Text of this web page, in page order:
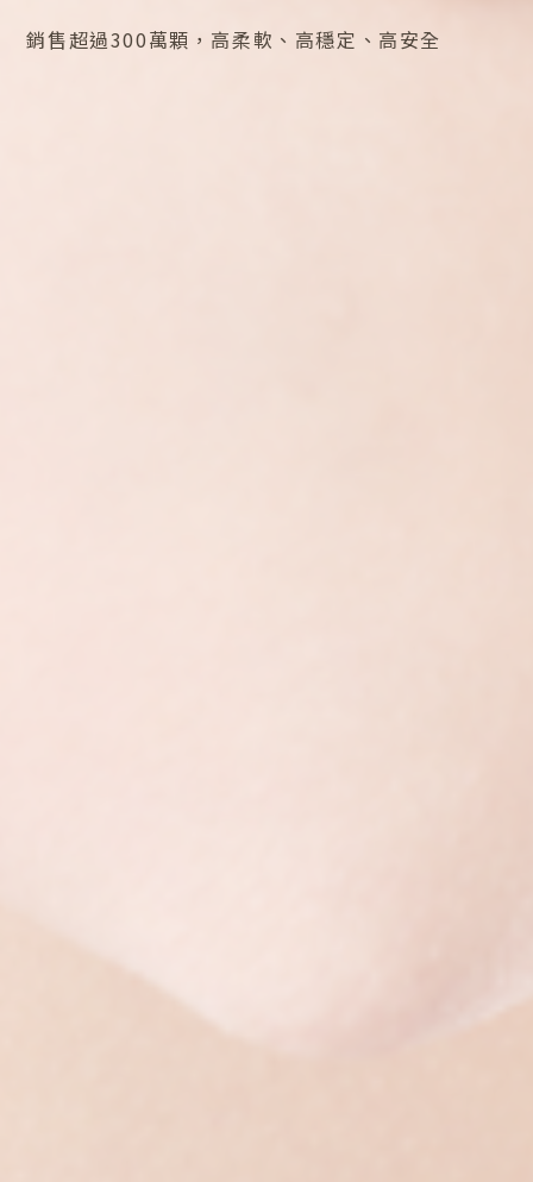
銷售超過300萬顆，高柔軟、高穩定、高安全